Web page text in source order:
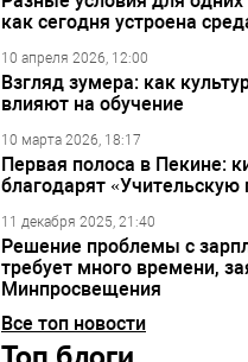
как сегодня устроена
10 апреля 2026, 12:00
Взгляд зумера: как
влияют на обучение
10 марта 2026, 18:17
Первая полоса в Пекине:
благодарят «Учительскую
11 декабря 2025, 21:40
Решение проблемы с
требует много времени,
Минпросвещения
Все топ новости